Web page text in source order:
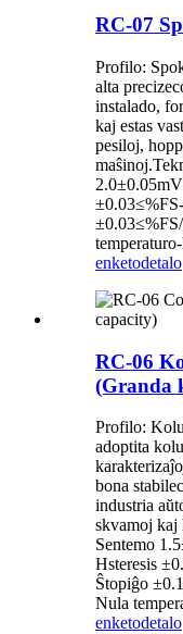
RC-07
Profilo:
alta
instalado,
kaj estas
pesiloj,
enketodetalo
RC-06
(Granda
Profilo:
adoptita
bona
industria
skvamoj kaj
Sentemo
Hsteresis
Ŝtopiĝo
Nula
enketodetalo